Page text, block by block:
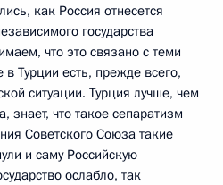
как Россия отнесется
государства
что это связано с теми
Турции есть, прежде всего,
ситуации. Турция лучше, чем
знает, что такое сепаратизм
Советского Союза такие
и саму Российскую
ослабло, так